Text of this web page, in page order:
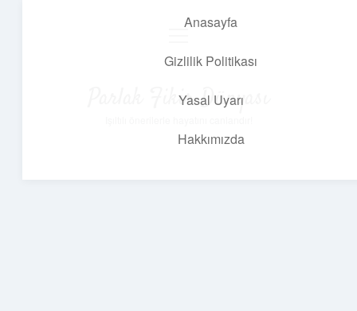
Anasayfa
Gizlilik Politikası
Yasal Uyarı
Hakkımızda
Parlak Fikir Dünyası